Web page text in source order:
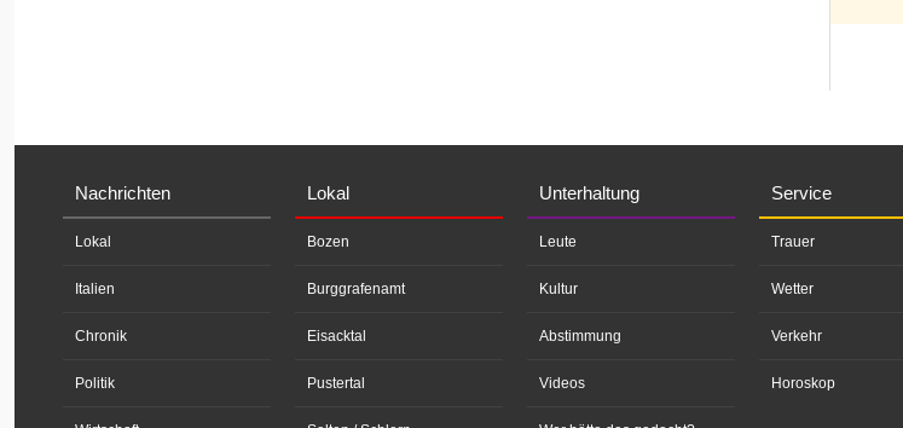
Nachrichten
Lokal
Italien
Chronik
Politik
Lokal
Bozen
Burggrafenamt
Eisacktal
Pustertal
Unterhaltung
Leute
Kultur
Abstimmung
Videos
Service
Trauer
Wetter
Verkehr
Horoskop